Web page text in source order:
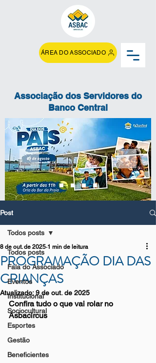
ÁREA DO ASSOCIADO
Associação dos Servidores do
Banco Central
Post
Todos posts
Fala do Associado
Eventos
Institucional
Sociocultural
Esportes
Gestão
Beneficientes
Todos posts
PROGRAMAÇÃO DIA DAS
CRIANÇAS
8 de out. de 2025 1 min de leitura
Atualizado:9 de out. de 2025
Confira tudo o que vai rolar no
Asbacircus